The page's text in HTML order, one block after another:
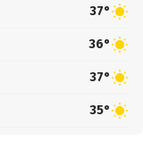
37°
36°
37°
35°